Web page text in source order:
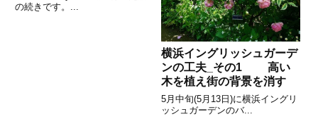
の続きです。...
横浜イングリッシュガーデ
ンの工夫_その1 高い
木を植え街の背景を消す
5月中旬(5月13日)に横浜イングリ
ッシュガーデンのバ...